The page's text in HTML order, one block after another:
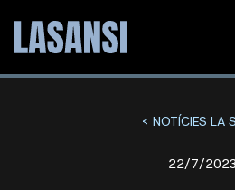
< NOTÍCIES LA
22/7/2023